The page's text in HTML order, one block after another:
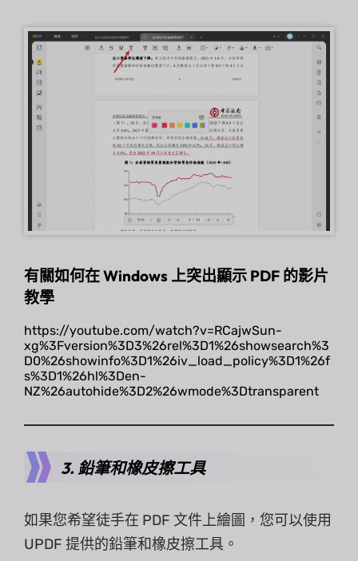
有關如何在 Windows 上突出顯示 PDF 的影片
教學
https://youtube.com/watch?v=RCajwSun-
xg%3Fversion%3D3%26rel%3D1%26showsearch%3
D0%26showinfo%3D1%26iv_load_policy%3D1%26f
s%3D1%26hl%3Den-
NZ%26autohide%3D2%26wmode%3Dtransparent
3. 鉛筆和橡皮擦工具
如果您希望徒手在 PDF 文件上繪圖，您可以使用
UPDF 提供的鉛筆和橡皮擦工具。